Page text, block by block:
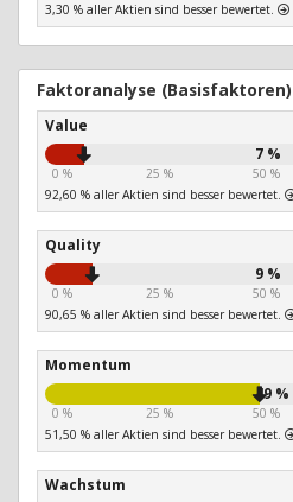
3,30 % aller Aktien sind besser bewertet.
Faktoranalyse (Basisfaktoren)
Value
7 %
0 % 25 % 50 %
92,60 % aller Aktien sind besser bewertet.
Quality
9 %
0 % 25 % 50 %
90,65 % aller Aktien sind besser bewertet.
Momentum
49 %
0 % 25 % 50 %
51,50 % aller Aktien sind besser bewertet.
Wachstum